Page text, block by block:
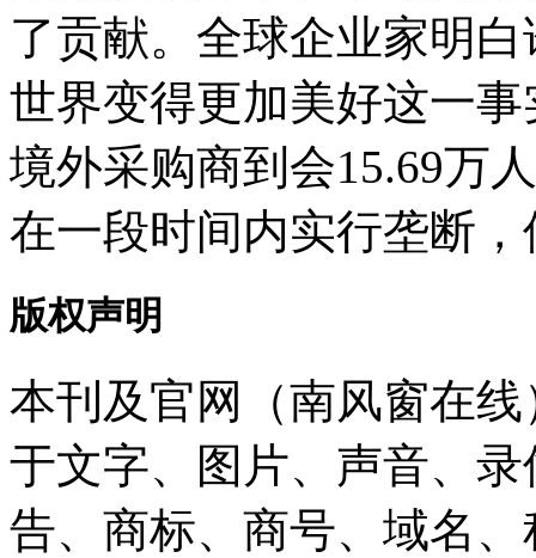
了贡献。全球企业家明
世界变得更加美好这一
境外采购商到会15.69万
在一段时间内实行垄断
版权声明
本刊及官网（南风窗在
于文字、图片、声音、
告、商标、商号、域名